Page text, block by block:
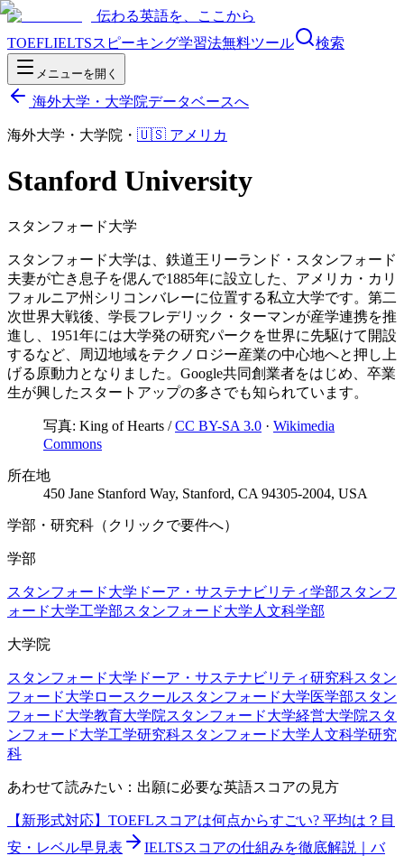
伝わる英語を、ここから
TOEFLIELTSスピーキング学習法無料ツール 検索
メニューを開く
海外大学・大学院データベースへ
海外大学・大学院 ・ 🇺🇸 アメリカ
Stanford University
スタンフォード大学
スタンフォード大学は、鉄道王リーランド・スタンフォード
夫妻が亡き息子を偲んで1885年に設立した、アメリカ・カリ
フォルニア州シリコンバレーに位置する私立大学です。第二
次世界大戦後、学長フレデリック・ターマンが産学連携を推
進し、1951年には大学発の研究パークを世界に先駆けて開設
するなど、周辺地域をテクノロジー産業の中心地へと押し上
げる原動力となりました。Google共同創業者をはじめ、卒業
生が興したスタートアップの多さでも知られています。
写真: King of Hearts /CC BY-SA 3.0 · Wikimedia
Commons
所在地
450 Jane Stanford Way, Stanford, CA 94305-2004, USA
学部・研究科（クリックで要件へ）
学部
スタンフォード大学ドーア・サステナビリティ学部スタンフ
ォード大学工学部スタンフォード大学人文科学部
大学院
スタンフォード大学ドーア・サステナビリティ研究科スタン
フォード大学ロースクールスタンフォード大学医学部スタン
フォード大学教育大学院スタンフォード大学経営大学院スタ
ンフォード大学工学研究科スタンフォード大学人文科学研究
科
あわせて読みたい：出願に必要な英語スコアの見方
【新形式対応】TOEFLスコアは何点からすごい? 平均は？目
安・レベル早見表
IELTSスコアの仕組みを徹底解説｜バ